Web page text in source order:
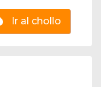
Ir al chollo